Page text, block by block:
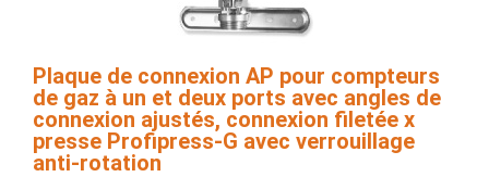
Plaque de connexion AP pour compteurs
de gaz à un et deux ports avec angles de
connexion ajustés, connexion filetée x
presse Profipress-G avec verrouillage
anti-rotation